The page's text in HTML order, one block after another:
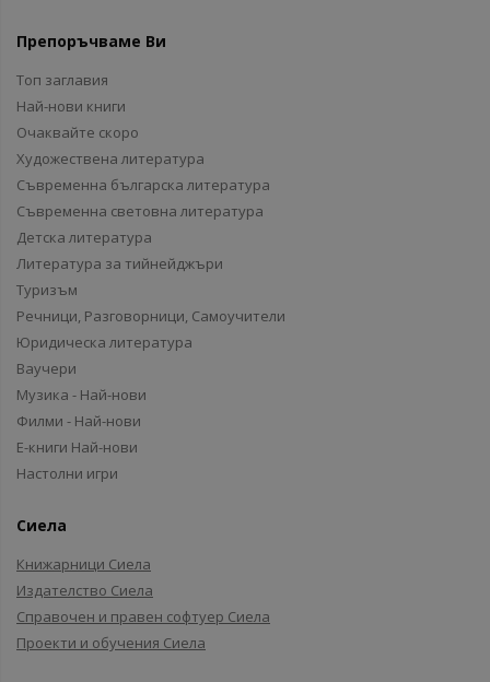
Препоръчваме Ви
Топ заглавия
Най-нови книги
Очаквайте скоро
Художествена литература
Съвременна българска литература
Съвременна световна литература
Детска литература
Литература за тийнейджъри
Туризъм
Речници, Разговорници, Самоучители
Юридическа литература
Ваучери
Музика - Най-нови
Филми - Най-нови
Е-книги Най-нови
Настолни игри
Сиела
Книжарници Сиела
Издателство Сиела
Справочен и правен софтуер Сиела
Проекти и обучения Сиела